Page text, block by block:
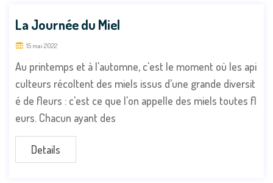
La Journée du Miel
15 mai 2022
Au printemps et à l'automne, c'est le moment où les api
culteurs récoltent des miels issus d’une grande diversit
é de fleurs : c'est ce que l'on appelle des miels toutes fl
eurs. Chacun ayant des
Details